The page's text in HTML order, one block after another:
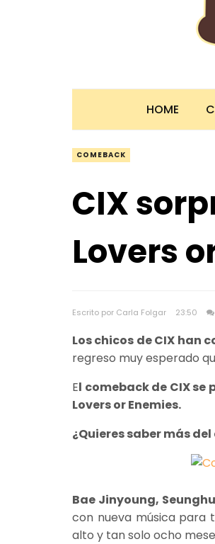
HOME
COMEBACK
CIX
Lovers
Escrito por Carla Folgar 23:50
Los chicos de CIX han
regreso muy esperado
El comeback de CIX se
Lovers or Enemies.
¿Quieres saber más
Bae Jinyoung,
con nueva música para
alto y tan solo ocho